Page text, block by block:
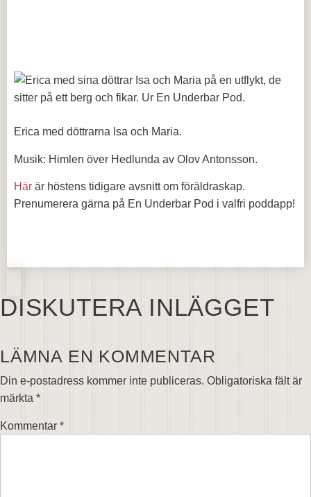
Erica med döttrarna Isa och Maria.
Musik: Himlen över Hedlunda av Olov Antonsson.
Här är höstens tidigare avsnitt om föräldraskap.
Prenumerera gärna på En Underbar Pod i valfri poddapp!
DISKUTERA INLÄGGET
LÄMNA EN KOMMENTAR
Din e-postadress kommer inte publiceras. Obligatoriska fält är
märkta *
Kommentar *